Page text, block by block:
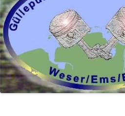
2024
2023
2022
2019
2018